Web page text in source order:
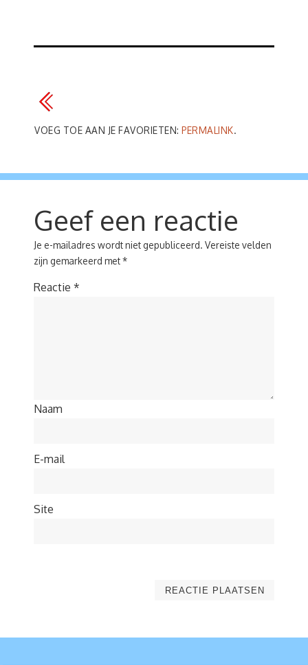
VOEG TOE AAN JE FAVORIETEN: PERMALINK.
Geef een reactie
Je e-mailadres wordt niet gepubliceerd. Vereiste velden
zijn gemarkeerd met*
Reactie *
Naam
E-mail
Site